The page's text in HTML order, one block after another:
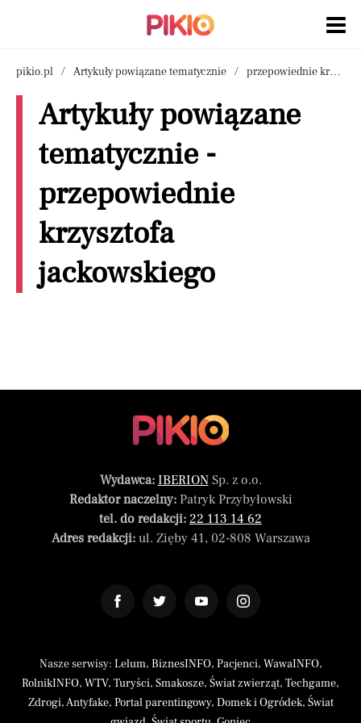
pikio.pl Artykuły powiązane tematycznie przepowiednie krzysztofa jackowskiego
Artykuły powiązane
tematycznie -
przepowiednie
krzysztofa
jackowskiego
Wydawca: IBERIONSp. z o.o.
Redaktor naczelny:Patryk Przybyłowski
tel. do redakcji: 22 113 14 62
Adres redakcji:ul. Zięby 41, 02-808 Warszawa
Nasze serwisy: Lelum, BiznesINFO, Pacjenci, WawaINFO,
RolnikINFO, WTV, Turyści, Smakosze, Świat zwierząt, Techgame,
Zdrogi,Antyfake, Portal parentingowy, Domek i Ogródek, Świat